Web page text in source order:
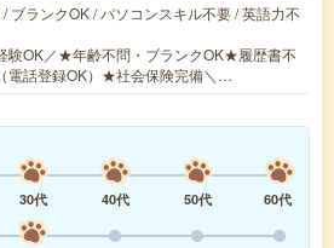
ブランクOK / パソコンスキル不要 / 英語力不
験OK／★年齢不問・ブランクOK★履歴書不
電話登録OK）★社会保険完備＼…
30代 40代 50代
60代